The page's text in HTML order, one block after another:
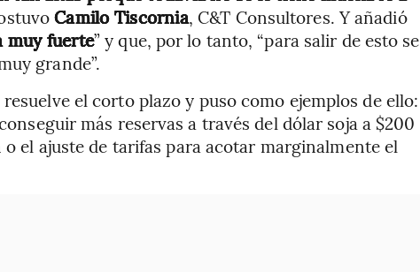
Camilo Tiscornia, C&T Consultores. Y añadió
muy fuerte” y que, por lo tanto, “para salir de esto se
grande”.
el corto plazo y puso como ejemplos de ello:
más reservas a través del dólar soja a $200
el ajuste de tarifas para acotar marginalmente el